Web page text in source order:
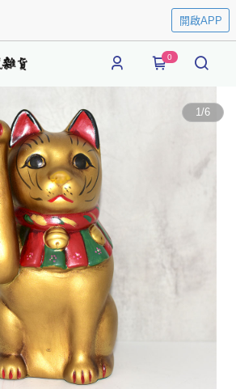
開啟APP
0
1/6